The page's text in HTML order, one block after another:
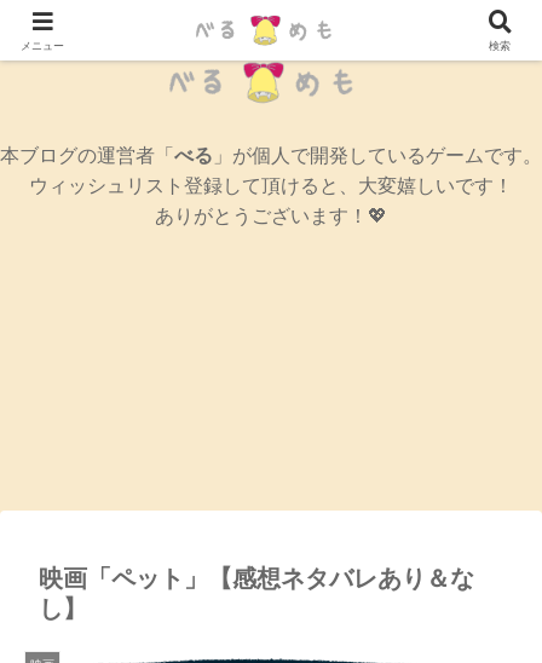
辛口女性ゲームブログ
本ブログの運営者「 べる 」が個人で開発しているゲームです。
ウィッシュリスト登録して頂けると、大変嬉しいです！
ありがとうございます！💖
映画「ペット」【感想ネタバレあり＆な
し】
メニュー 検索